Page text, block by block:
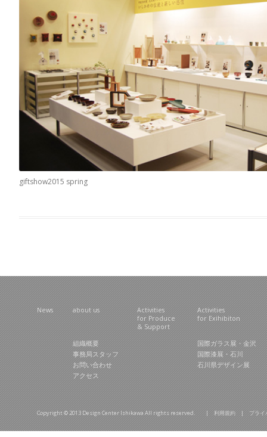
giftshow2015 spring
News about us
Activities
for Produce
& Support
Activities
for Exihibiton
組織概要
事務局スタッフ
お問い合わせ
アクセス
国際ガラス展・金沢
国際漆展・石川
石川県デザイン展
Copyright © 2013 Design Center Ishikawa All rights reserved. |利用規約|プライ